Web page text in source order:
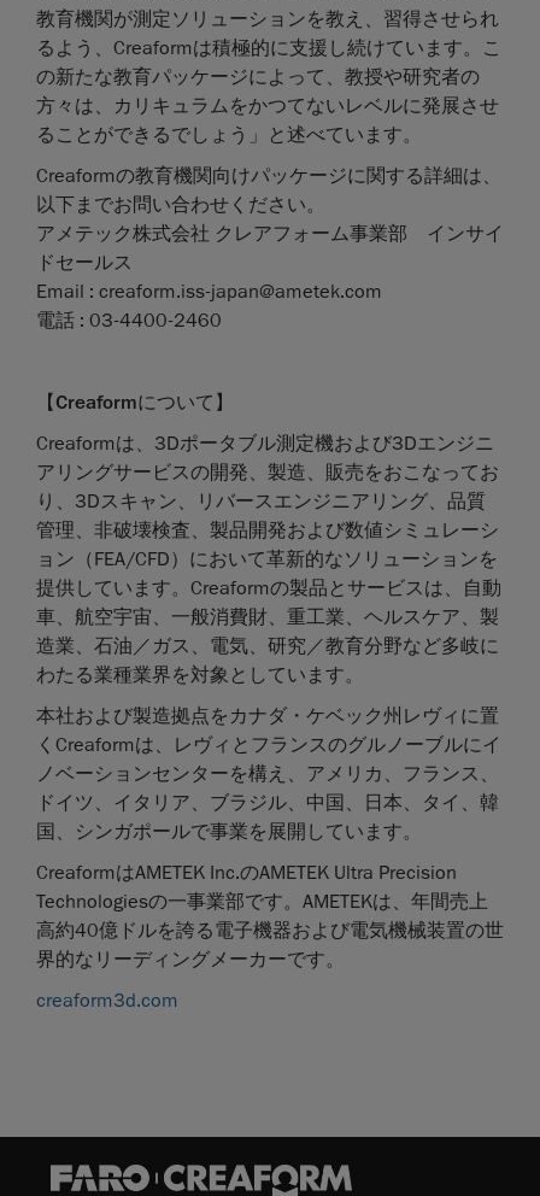
教育機関が測定ソリューションを教え、習得させられ
るよう、Creaformは積極的に支援し続けています。こ
の新たな教育パッケージによって、教授や研究者の
方々は、カリキュラムをかつてないレベルに発展させ
ることができるでしょう」と述べています。
Creaformの教育機関向けパッケージに関する詳細は、
以下までお問い合わせください。
アメテック株式会社 クレアフォーム事業部 インサイ
ドセールス
Email : creaform.iss-japan@ametek.com
電話 : 03-4400-2460
【Creaformについて】
Creaformは、3Dポータブル測定機および3Dエンジニ
アリングサービスの開発、製造、販売をおこなってお
り、3Dスキャン、リバースエンジニアリング、品質
管理、非破壊検査、製品開発および数値シミュレーシ
ョン（FEA/CFD）において革新的なソリューションを
提供しています。Creaformの製品とサービスは、自動
車、航空宇宙、一般消費財、重工業、ヘルスケア、製
造業、石油／ガス、電気、研究／教育分野など多岐に
わたる業種業界を対象としています。
本社および製造拠点をカナダ・ケベック州レヴィに置
くCreaformは、レヴィとフランスのグルノーブルにイ
ノベーションセンターを構え、アメリカ、フランス、
ドイツ、イタリア、ブラジル、中国、日本、タイ、韓
国、シンガポールで事業を展開しています。
CreaformはAMETEK Inc.のAMETEK Ultra Precision
Technologiesの一事業部です。AMETEKは、年間売上
高約40億ドルを誇る電子機器および電気機械装置の世
界的なリーディングメーカーです。
creaform3d.com